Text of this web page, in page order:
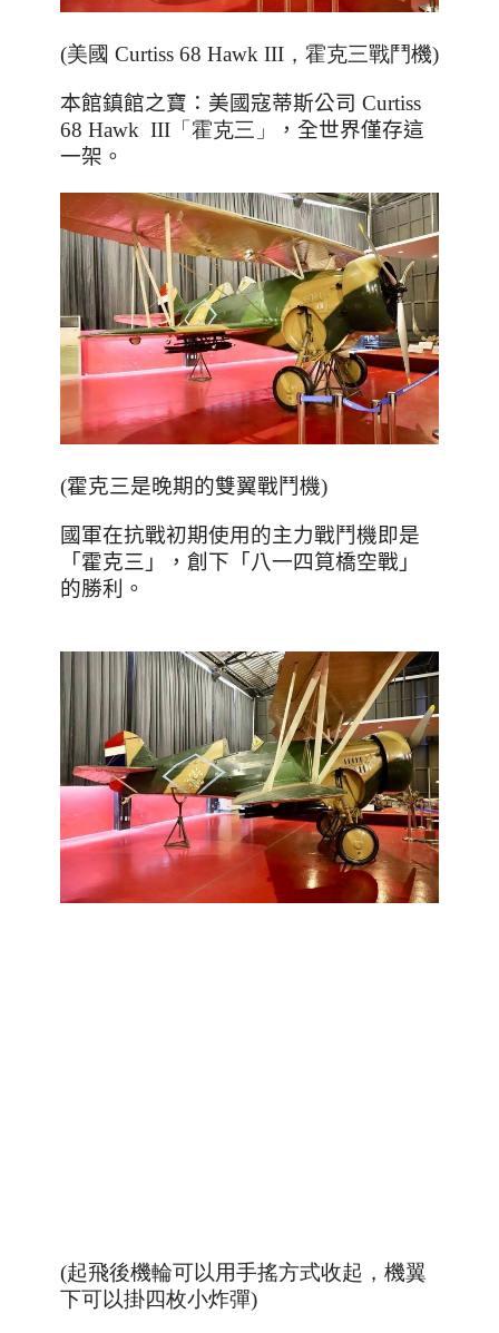
(美國 Curtiss 68 Hawk III，霍克三戰鬥機)
本館鎮館之寶：美國寇蒂斯公司 Curtiss
68 Hawk III「霍克三」
，全世界僅存這
一架。
(霍克三是晚期的雙翼戰鬥機)
國軍在抗戰初期使用的主力戰鬥機即是
「霍克三」，創下「八一四筧橋空戰」
的勝利。
(起飛後機輪可以用手搖方式收起，機翼
下可以掛四枚小炸彈)